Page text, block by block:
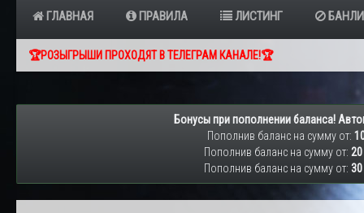
ГЛАВНАЯ ПРАВИЛА ЛИСТИНГ
🏆РОЗЫГРЫШИ ПРОХОДЯТ В ТЕЛЕГРАМ КАНАЛЕ!🏆
Бонусы при пополнении баланса!
Пополнив баланс на сумму от:
Пополнив баланс на сумму от:
Пополнив баланс на сумму от: